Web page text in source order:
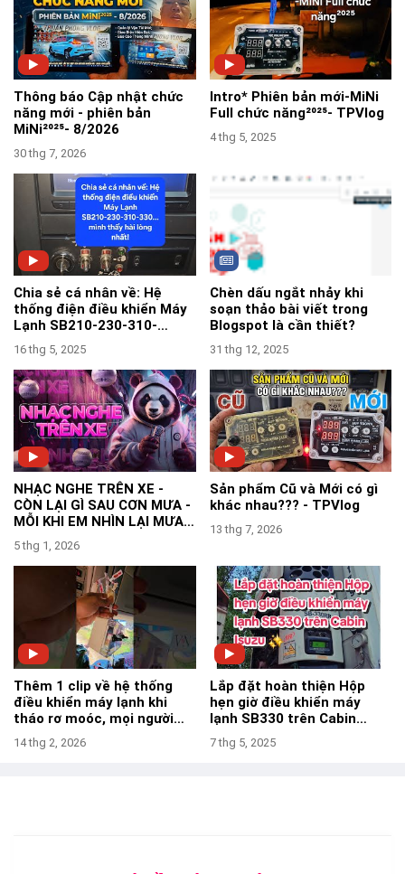
Thông báo Cập nhật chức
năng mới - phiên bản
MiNi²⁰²⁵- 8/2026
30 thg 7, 2026
Intro* Phiên bản mới-MiNi
Full chức năng²⁰²⁵- TPVlog
4 thg 5, 2025
Chia sẻ cá nhân về: Hệ
thống điện điều khiển Máy
Lạnh SB210-230-310-
330...mình thấy hài lòng
nhất!
16 thg 5, 2025
Chèn dấu ngắt nhảy khi
soạn thảo bài viết trong
Blogspot là cần thiết?
31 thg 12, 2025
NHẠC NGHE TRÊN XE -
CÒN LẠI GÌ SAU CƠN MƯA -
MỖI KHI EM NHÌN LẠI MƯA
TRÊN ĐƯỜNG MƯA REMIX
5 thg 1, 2026
Sản phẩm Cũ và Mới có gì
khác nhau??? - TPVlog
13 thg 7, 2026
Thêm 1 clip về hệ thống
điều khiển máy lạnh khi
tháo rơ moóc, mọi người
tham khảo nha-TPVlog
14 thg 2, 2026
Lắp đặt hoàn thiện Hộp
hẹn giờ điều khiển máy
lạnh SB330 trên Cabin
Isuzu- TPVlog
7 thg 5, 2025